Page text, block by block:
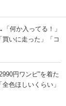
何か入ってる！」
いに走った」「コ
円ワンピ”を着た
色ほしいくらい」